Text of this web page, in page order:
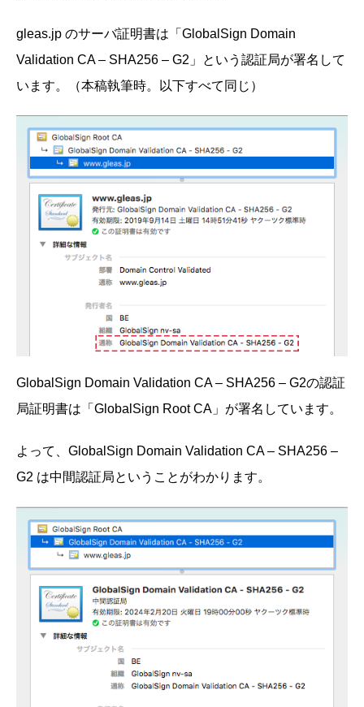
gleas.jp のサーバ証明書は「GlobalSign Domain
Validation CA – SHA256 – G2」という認証局が署名して
います。（本稿執筆時。以下すべて同じ）
GlobalSign Domain Validation CA – SHA256 – G2の認証
局証明書は「GlobalSign Root CA」が署名しています。
よって、GlobalSign Domain Validation CA – SHA256 –
G2 は中間認証局ということがわかります。